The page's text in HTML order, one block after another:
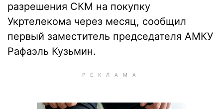
разрешения СКМ на покупку
Укртелекома через месяц, сообщил
первый заместитель председателя АМКУ
Рафаэль Кузьмин.